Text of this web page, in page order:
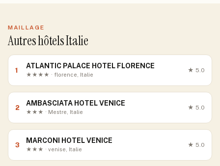
MAILLAGE
Autres hôtels Italie
1
ATLANTIC PALACE HOTEL FLORENCE
★★★★ · florence, Italie
★ 5.0
2
AMBASCIATA HOTEL VENICE
★★★ · Mestre, Italie
★ 5.0
3
MARCONI HOTEL VENICE
★★★ · venise, Italie
★ 5.0